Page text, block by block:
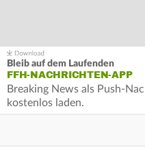
Bleib auf dem Laufenden
FFH-NACHRICHTEN-APP
Breaking News als Push-
kostenlos laden.